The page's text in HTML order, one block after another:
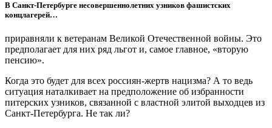
В Санкт-Петербурге несовершеннолетних узников фашистских
концлагерей…
приравняли к ветеранам Великой Отечественной войны. Это
предполагает для них ряд льгот и, самое главное, «вторую
пенсию».
Когда это будет для всех россиян-жертв нацизма? А то ведь
ситуация наталкивает на предположение об избранности
питерских узников, связанной с властной элитой выходцев из
Санкт-Петербурга. Не так ли?